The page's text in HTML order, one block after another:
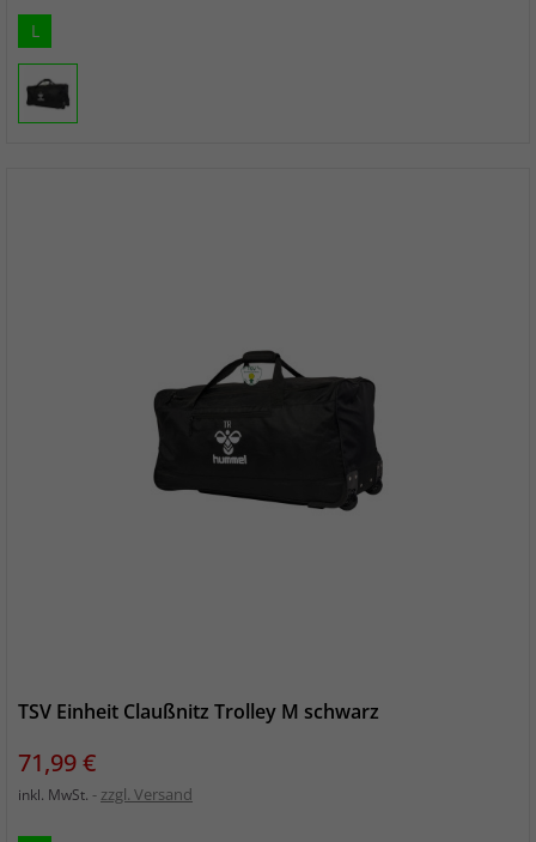
L
TSV Einheit Claußnitz Trolley M schwarz
Preis
71,99 €
inkl. MwSt. zzgl. Versand